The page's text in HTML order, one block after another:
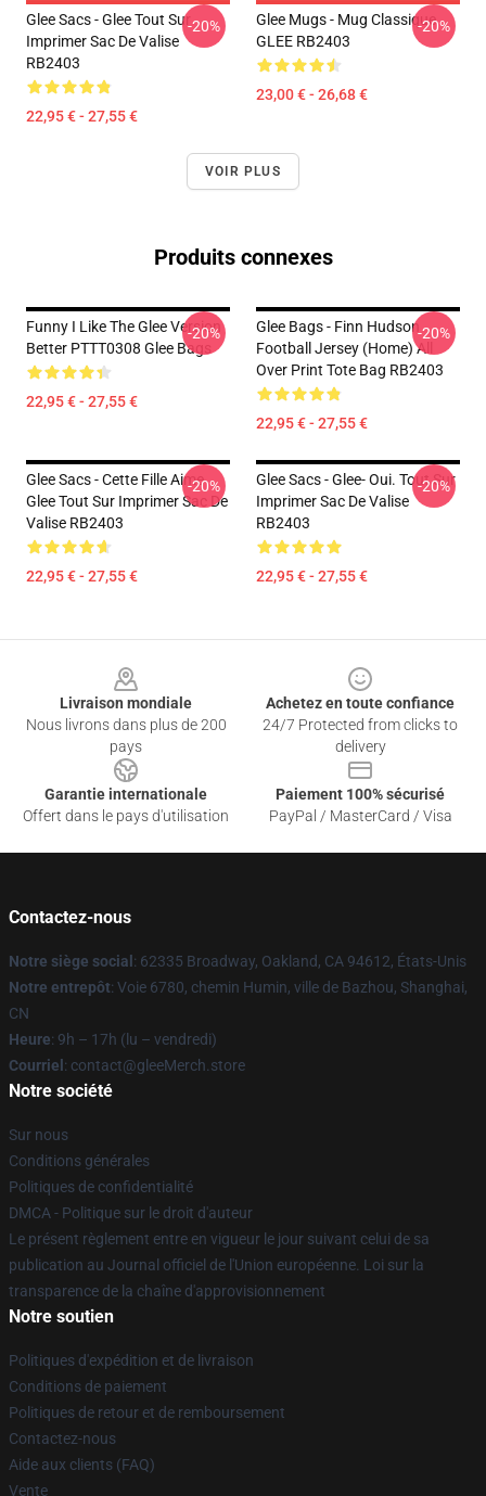
Glee Sacs - Glee Tout Sur
Imprimer Sac De Valise
RB2403
22,95 € - 27,55 €
-20%
Glee Mugs - Mug Classique
GLEE RB2403
23,00 € - 26,68 €
-20%
VOIR PLUS
Produits connexes
Funny I Like The Glee Version
Better PTTT0308 Glee Bags
22,95 € - 27,55 €
-20%
Glee Bags - Finn Hudson
Football Jersey (Home) All
Over Print Tote Bag RB2403
22,95 € - 27,55 €
-20%
Glee Sacs - Cette Fille Aime
Glee Tout Sur Imprimer Sac De
Valise RB2403
22,95 € - 27,55 €
-20%
Glee Sacs - Glee- Oui. Tout Sur
Imprimer Sac De Valise
RB2403
22,95 € - 27,55 €
-20%
Livraison mondiale
Nous livrons dans plus de 200
pays
Achetez en toute confiance
24/7 Protected from clicks to
delivery
Garantie internationale
Offert dans le pays d'utilisation
Paiement 100% sécurisé
PayPal / MasterCard / Visa
Contactez-nous
Notre siège social : 62335 Broadway, Oakland, CA 94612, États-Unis
Notre entrepôt: Voie 6780, chemin Humin, ville de Bazhou, Shanghai,
CN
Heure: 9h – 17h (lu – vendredi)
Courriel : contact@gleeMerch.store
Notre société
Sur nous
Conditions générales
Politiques de confidentialité
DMCA - Politique sur le droit d'auteur
Le présent règlement entre en vigueur le jour suivant celui de sa
publication au Journal officiel de l'Union européenne. Loi sur la
transparence de la chaîne d'approvisionnement
Notre soutien
Politiques d'expédition et de livraison
Conditions de paiement
Politiques de retour et de remboursement
Contactez-nous
Aide aux clients (FAQ)
Vente